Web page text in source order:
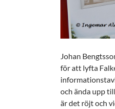
Johan
för att lyfta
och ända upp
är det röjt och